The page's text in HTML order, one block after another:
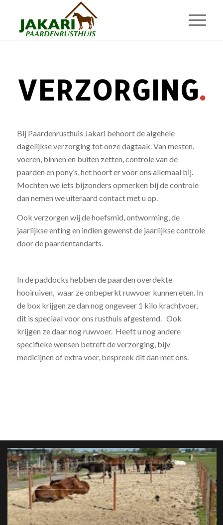
VERZORGING.
Bij Paardenrusthuis Jakari behoort de algehele
dagelijkse verzorging tot onze dagtaak. Van mesten,
voeren, binnen en buiten zetten, controle van de
paarden en pony’s, het hoort er voor ons allemaal bij.
Mochten we iets bijzonders opmerken bij de controle
dan nemen we uiteraard contact met u op.
Ook verzorgen wij de hoefsmid, ontworming, de
jaarlijkse enting en indien gewenst de jaarlijkse controle
door de paardentandarts.
In de paddocks hebben de paarden overdekte
hooiruiven, waar ze onbeperkt ruwvoer kunnen eten. In
de box krijgen ze dan nog ongeveer 1 kilo krachtvoer,
dit is speciaal voor ons rusthuis afgestemd. Ook
krijgen ze daar nog ruwvoer. Heeft u nog andere
specifieke wensen betreft de verzorging, bijv
medicijnen of extra voer, bespreek dit dan met ons.